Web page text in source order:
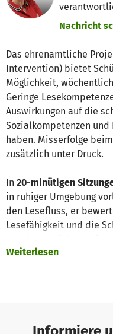
Nachricht
Das ehrenamtliche
Intervention) bietet
Möglichkeit,
Geringe
Auswirkungen auf die
Sozialkompetenzen
haben. Misserfolge
zusätzlich unter Druck.
In 20-minütigen
in ruhiger Umgebung
den Lesefluss, er
Lesefähigkeit und die
gestärkt.
einen Wesenstest
Weiterlesen